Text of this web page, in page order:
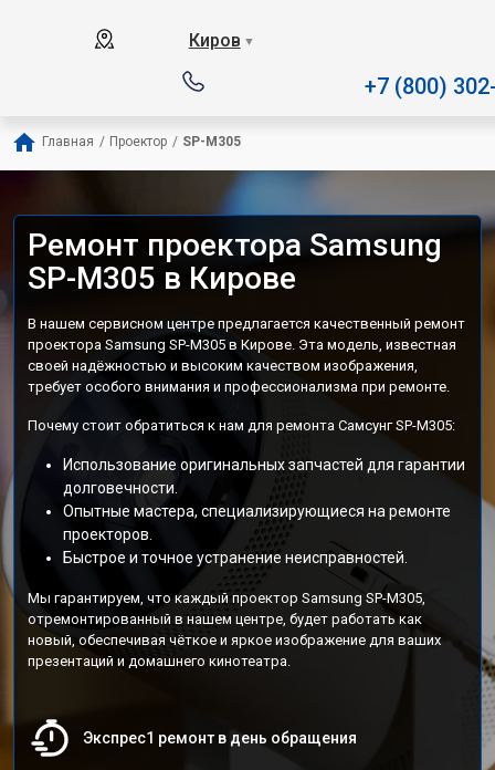
Киров ▼
+7 (800)
Главная / Проектор / SP-M305
Ремонт проектора Samsung
SP-M305 в Кирове
В нашем сервисном центре предлагается качественный ремонт
проектора Samsung SP-M305 в Кирове. Эта модель, известная
своей надёжностью и высоким качеством изображения,
требует особого внимания и профессионализма при ремонте.
Почему стоит обратиться к нам для ремонта Самсунг SP-M305:
Использование оригинальных запчастей для гарантии
долговечности.
Опытные мастера, специализирующиеся на ремонте
проекторов.
Быстрое и точное устранение неисправностей.
Мы гарантируем, что каждый проектор Samsung SP-M305,
отремонтированный в нашем центре, будет работать как
новый, обеспечивая чёткое и яркое изображение для ваших
презентаций и домашнего кинотеатра.
Экспрес1 ремонт в день обращения